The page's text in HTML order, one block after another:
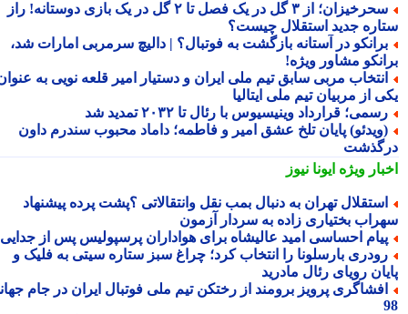
سحرخیزان؛ از ۳ گل در یک فصل تا ۲ گل در یک بازی دوستانه! راز
جدید استقلال چیست؟
در آستانه بازگشت به فوتبال؟ | دالیچ سرمربی امارات شد،
مشاور ویژه!
مربی سابق تیم ملی ایران و دستیار امیر قلعه نویی به عنوان
از مربیان تیم ملی ایتالیا
قرارداد وینیسیوس با رئال تا ۲۰۳۲ تمدید شد
پایان تلخ عشق امیر و فاطمه؛ داماد محبوب سندرم داون
ویژهایونا نیوز
تهران به دنبال بمب نقل وانتقالاتی ؟پشت پرده پیشنهاد
بختیاری زاده به سردار آزمون
احساسی امید عالیشاه برای هواداران پرسپولیس پس از جدایی
بارسلونا را انتخاب کرد؛ چراغ سبز ستاره سیتی به فلیک و
رویای رئال مادرید
پرویز برومند از رختکن تیم ملی فوتبال ایران در جام جهانی